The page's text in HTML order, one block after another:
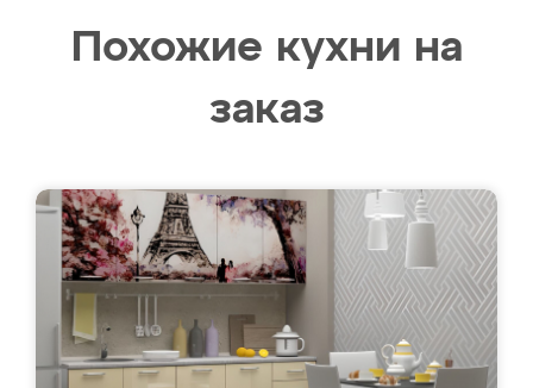
Похожие кухни на
заказ